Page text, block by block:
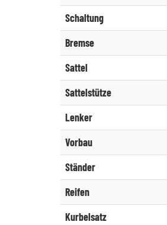
Schaltung
Bremse
Sattel
Sattelstütze
Lenker
Vorbau
Ständer
Reifen
Kurbelsatz